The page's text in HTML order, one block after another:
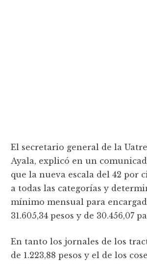
El secretario general de la
Ayala, explicó en un
que la nueva escala del 42 por
a todas las categorías y
mínimo mensual para
31.605,34 pesos y de 30.456,07
En tanto los jornales de los
de 1.223,88 pesos y el de los